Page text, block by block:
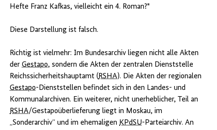
Hefte Franz Kafkas, vielleicht ein 4. Roman?"
Diese Darstellung ist falsch.
Richtig ist vielmehr: Im Bundesarchiv liegen nicht alle Akten
der Gestapo, sondern die Akten der zentralen Dienststelle
Reichssicherheitshauptamt (RSHA). Die Akten der regionalen
Gestapo-Dienststellen befindet sich in den Landes- und
Kommunalarchiven. Ein weiterer, nicht unerheblicher, Teil an
RSHA/Gestapoüberlieferung liegt in Moskau, im
„Sonderarchiv“ und im ehemaligen KPdSU-Parteiarchiv. An